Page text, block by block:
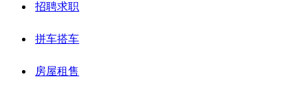
招聘求职
拼车搭车
房屋租售